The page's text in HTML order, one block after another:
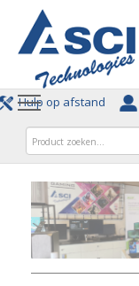
Hulp op afstand